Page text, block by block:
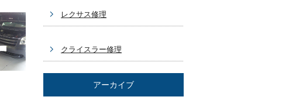
レクサス修理
クライスラー修理
アーカイブ